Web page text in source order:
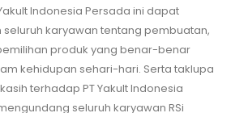
Indonesia Persada ini dapat
karyawan tentang pembuatan,
produk yang benar-benar
kehidupan sehari-hari. Serta taklupa
terhadap PT Yakult Indonesia
seluruh karyawan RSi